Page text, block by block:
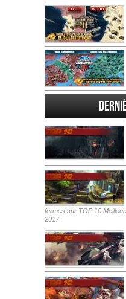
fermés sur TOP 10
2017